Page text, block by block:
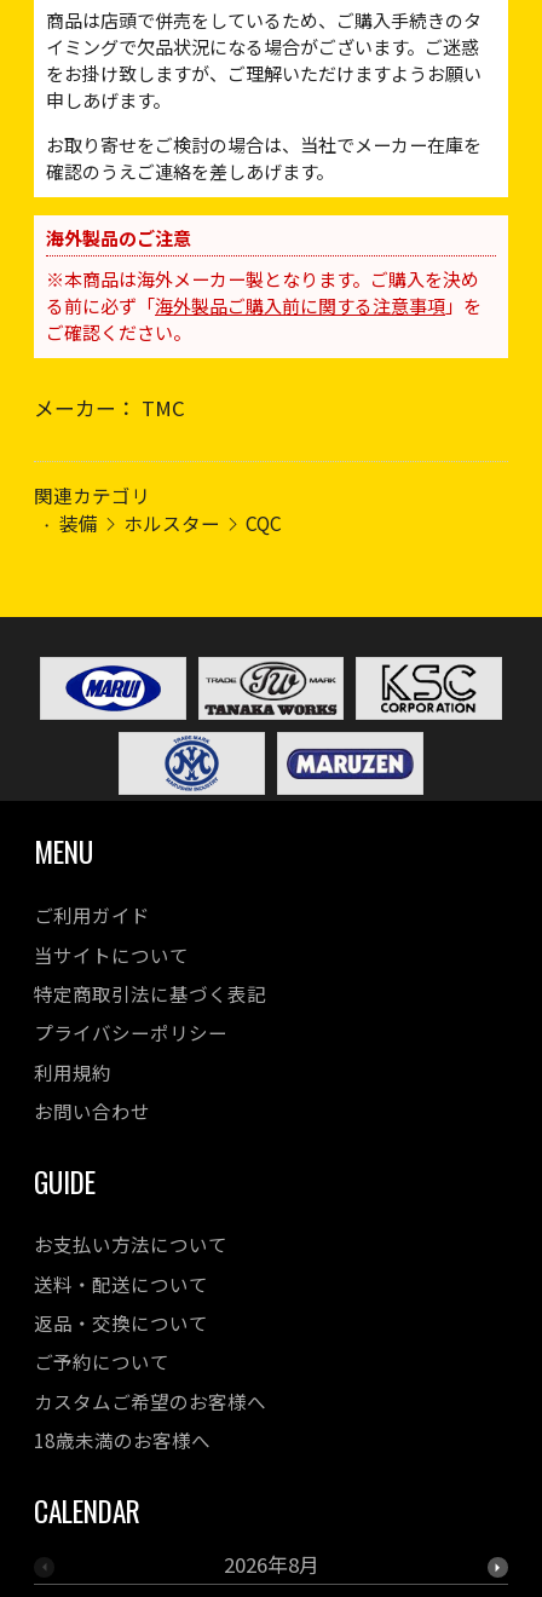
商品は店頭で併売をしているため、ご購入手続きのタ
イミングで欠品状況になる場合がございます。ご迷惑
をお掛け致しますが、ご理解いただけますようお願い
申しあげます。
お取り寄せをご検討の場合は、当社でメーカー在庫を
確認のうえご連絡を差しあげます。
海外製品のご注意
※本商品は海外メーカー製となります。ご購入を決め
る前に必ず「海外製品ご購入前に関する注意事項」を
ご確認ください。
メーカー： TMC
関連カテゴリ
装備
ホルスター CQC
MENU
ご利用ガイド
当サイトについて
特定商取引法に基づく表記
プライバシーポリシー
利用規約
お問い合わせ
GUIDE
お支払い方法について
送料・配送について
返品・交換について
ご予約について
カスタムご希望のお客様へ
18歳未満のお客様へ
CALENDAR
2026年8月